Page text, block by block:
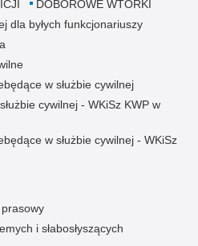
DOBOROWE WTORKI
dla byłych funkcjonariuszy
w służbie cywilnej
cywilnej - WKiSz KWP w
w służbie cywilnej - WKiSz
i słabosłyszących